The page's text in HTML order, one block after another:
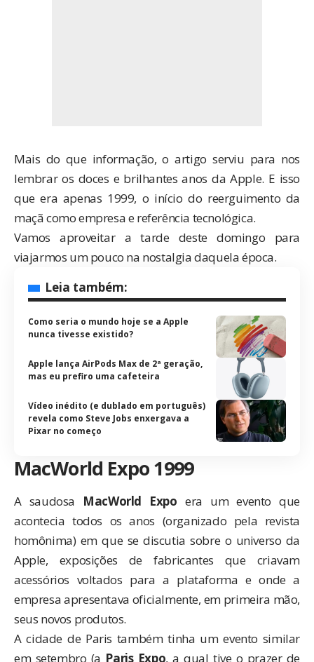
Mais do que informação, o artigo serviu para nos
lembrar os doces e brilhantes anos daApple. E isso
que era apenas 1999, o início do reerguimento da
maçã como empresa e referência tecnológica.
Vamos aproveitar a tarde deste domingo para
viajarmos um pouco na nostalgia daquela época.
Leia também:
Como seria o mundo hoje se a Apple
nunca tivesse existido?
Apple lança AirPods Max de 2ª geração,
mas eu prefiro uma cafeteira
Vídeo inédito (e dublado em português)
revela como Steve Jobs enxergava a
Pixar no começo
MacWorld Expo 1999
A saudosa MacWorld Expo era um evento que
acontecia todos os anos (organizado pela revista
homônima) em que se discutia sobre o universo da
Apple, exposições de fabricantes que criavam
acessórios voltados para a plataforma e onde a
empresa apresentava oficialmente, em primeira mão,
seus novos produtos.
A cidade de Paris também tinha um evento similar
em setembro (a Paris Expo, a qual tive o prazer de